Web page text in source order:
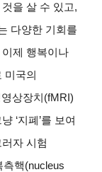
을 살 수 있고,
다양한 기회를
제 행복이나
미국의
상장치(fMRI)
‘지폐’를 보여
자 시험
측핵(nucleus